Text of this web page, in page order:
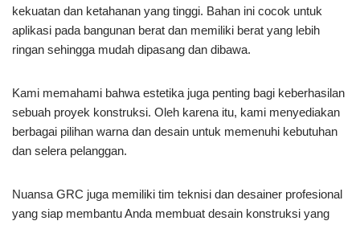
kekuatan dan ketahanan yang tinggi. Bahan ini cocok untuk
aplikasi pada bangunan berat dan memiliki berat yang lebih
ringan sehingga mudah dipasang dan dibawa.
Kami memahami bahwa estetika juga penting bagi keberhasilan
sebuah proyek konstruksi. Oleh karena itu, kami menyediakan
berbagai pilihan warna dan desain untuk memenuhi kebutuhan
dan selera pelanggan.
Nuansa GRC juga memiliki tim teknisi dan desainer profesional
yang siap membantu Anda membuat desain konstruksi yang